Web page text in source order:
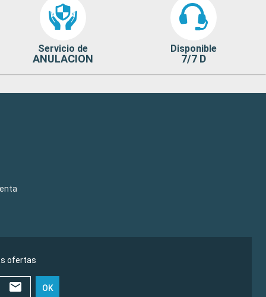
Servicio de
ANULACION
Disponible
7/7 D
ofertas
OK